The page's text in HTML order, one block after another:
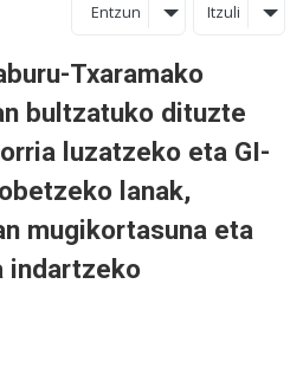
Entzun Itzuli
Txaramako
bultzatuko dituzte
luzatzeko eta GI-
lanak,
mugikortasuna eta
indartzeko